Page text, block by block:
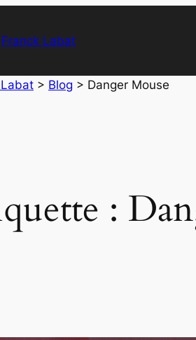
Franck Labat
> Blog > Danger Mouse
: